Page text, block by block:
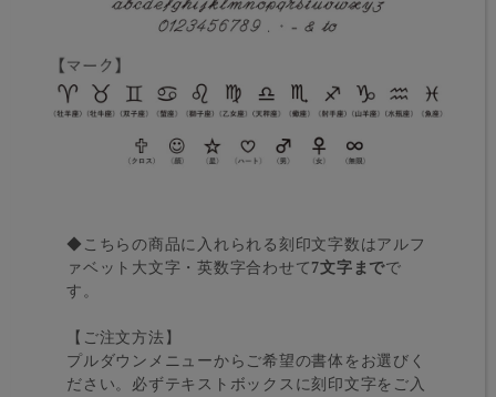
◆こちらの商品に入れられる刻印文字数はアルフ
ァベット大文字・英数字合わせて 7文字までで
す。
【ご注文方法】
プルダウンメニューからご希望の書体をお選びく
ださい。必ずテキストボックスに刻印文字をご入